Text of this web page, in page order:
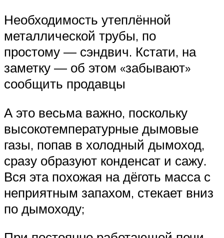
Необходимость утеплённой
металлической трубы, по
простому — сэндвич. Кстати, на
заметку — об этом «забывают»
сообщить продавцы
А это весьма важно, поскольку
высокотемпературные дымовые
газы, попав в холодный дымоход,
сразу образуют конденсат и сажу.
Вся эта похожая на дёготь масса с
неприятным запахом, стекает вниз
по дымоходу;